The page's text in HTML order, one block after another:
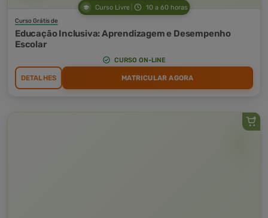
Curso Livre 10 a 60 horas
Curso Grátis de
Educação Inclusiva: Aprendizagem e Desempenho
Escolar
CURSO ON-LINE
DETALHES MATRICULAR AGORA